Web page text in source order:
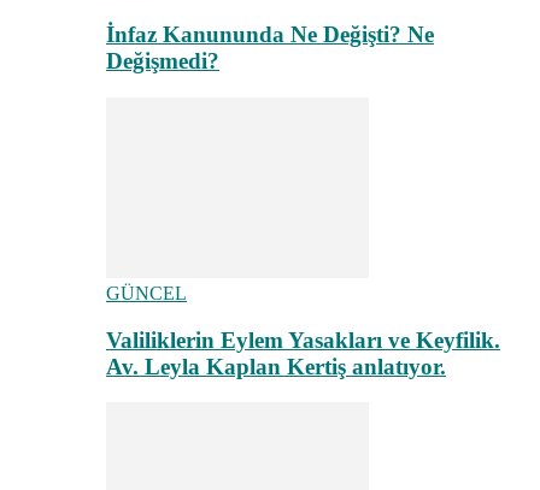
İnfaz Kanununda Ne Değişti? Ne
Değişmedi?
GÜNCEL
Valiliklerin Eylem Yasakları ve Keyfilik.
Av. Leyla Kaplan Kertiş anlatıyor.